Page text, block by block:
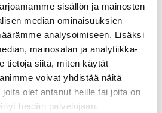
sisällön ja mainosten
median ominaisuuksien
analysoimiseen. Lisäksi
mainosalan ja analytiikka-
tietoja siitä, miten käytät
voivat yhdistää näitä
olet antanut heille tai joita on
heidän palvelujaan.
mitä toteutetaan hyvinkin
ja olosuhteissa.
tarvitaan
oikeuksia säätelevät muun
erityisesti YK:n